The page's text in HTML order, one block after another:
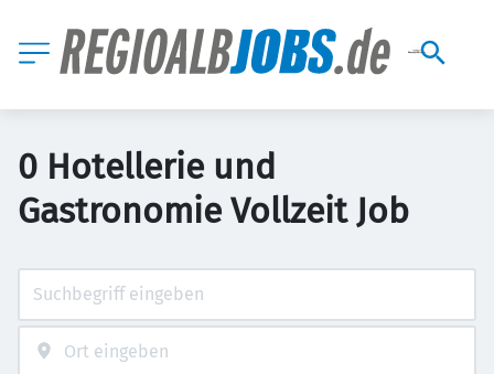
0 Hotellerie und
Gastronomie Vollzeit Job